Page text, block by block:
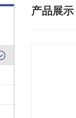
产品展示